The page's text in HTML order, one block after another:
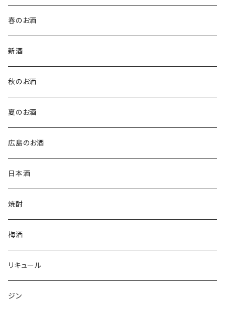
春のお酒
新酒
秋のお酒
夏のお酒
広島のお酒
日本酒
焼酎
梅酒
リキュール
ジン